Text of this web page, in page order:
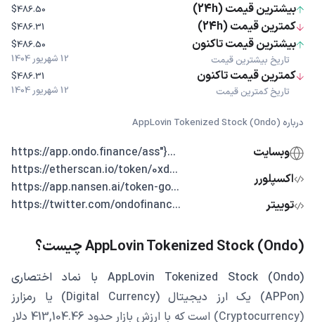
بیشترین قیمت (24h) $486.50
کمترین قیمت (24h) $486.31
بیشترین قیمت تاکنون
تاریخ بیشترین قیمت
$486.50
12 شهریور 1404
کمترین قیمت تاکنون
تاریخ کمترین قیمت
$486.31
12 شهریور 1404
درباره AppLovin Tokenized Stock (Ondo)
وبسایت
...{"https://app.ondo.finance/ass
اکسپلورر
...https://etherscan.io/token/0xd
...https://app.nansen.ai/token-go
توییتر
...https://twitter.com/ondofinanc
AppLovin Tokenized Stock (Ondo) چیست؟
AppLovin Tokenized Stock (Ondo) با نماد اختصاری
(APPon) یک ارز دیجیتال (Digital Currency) یا رمزارز
(Cryptocurrency) است که با ارزش بازار حدود 413,104.46 دلار